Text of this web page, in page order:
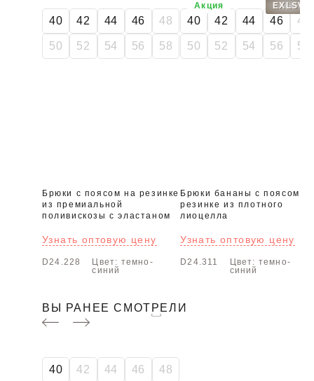
40 42 44 46 48
50 52 54 56 58
Брюки с поясом на резинке
из премиальной
поливискозы с эластаном
Узнать оптовую цену
D24.228
Цвет: темно-
синий
40 42 44 46 48
50 52 54 56 58
Брюки бананы с поясом
резинке из плотного
лиоцелла
Узнать оптовую цену
D24.311
Цвет: темно-
синий
Акция EXLSV
ВЫ РАНЕЕ СМОТРЕЛИ
40 42 44 46 48
-50%